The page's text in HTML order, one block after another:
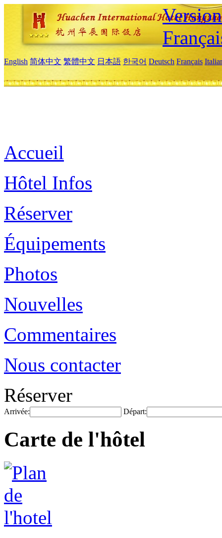
English 简体中文 繁體中文 日本語 한국어 Deutsch Français
Accueil
Hôtel Infos
Réserver
Équipements
Photos
Nouvelles
Commentaires
Nous contacter
Réserver
Arrivée: Départ:
Carte de l'hôtel